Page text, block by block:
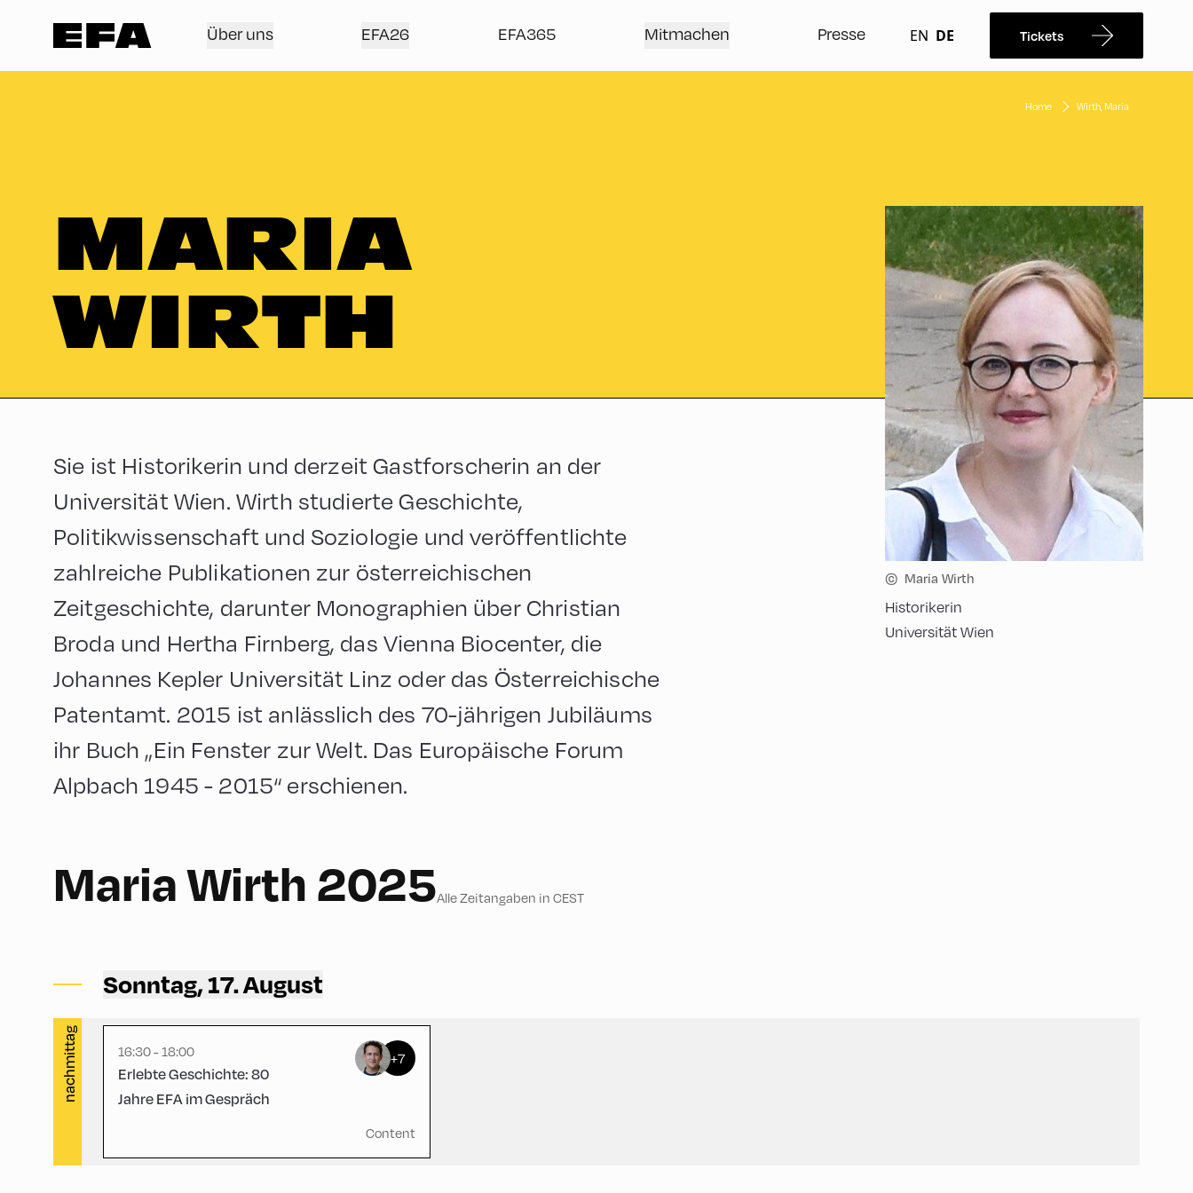
Über uns EFA26 EFA365 Mitmachen Presse EN DE Tickets
Home Wirth, Maria
MARIA
WIRTH
© Maria Wirth
Historikerin
Universität Wien
Sie ist Historikerin und derzeit Gastforscherin an der
Universität Wien. Wirth studierte Geschichte,
Politikwissenschaft und Soziologie und veröffentlichte
zahlreiche Publikationen zur österreichischen
Zeitgeschichte, darunter Monographien über Christian
Broda und Hertha Firnberg, das Vienna Biocenter, die
Johannes Kepler Universität Linz oder das Österreichische
Patentamt. 2015 ist anlässlich des 70-jährigen Jubiläums
ihr Buch „Ein Fenster zur Welt. Das Europäische Forum
Alpbach 1945 - 2015“ erschienen.
Maria Wirth 2025Alle Zeitangaben in CEST
Sonntag, 17. August
nachmittag 16:30 - 18:00
Erlebte Geschichte: 80
Jahre EFA im Gespräch
+7
Content